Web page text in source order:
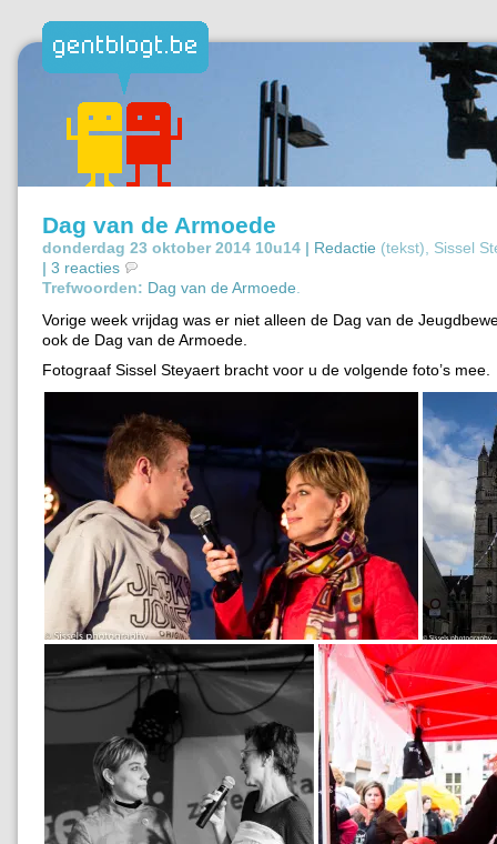
Dag van de Armoede
donderdag 23 oktober 2014 10u14 | Redactie (tekst), Sissel
| 3 reacties
Trefwoorden: Dag van de Armoede
Vorige week vrijdag was er niet alleen de Dag van de
ook de Dag van de Armoede.
Fotograaf Sissel Steyaert bracht voor u de volgende foto’s mee.